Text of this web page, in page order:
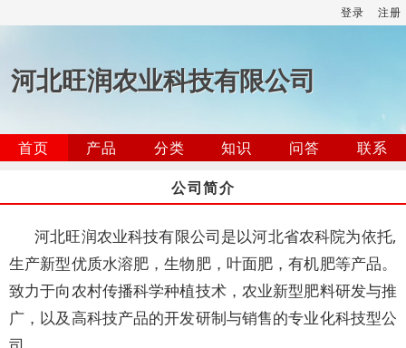
登录 注册
河北旺润农业科技有限公司
首页 产品 分类 知识 问答
联系
公司简介
河北旺润农业科技有限公司是以河北省农科院为依托,
生产新型优质水溶肥，生物肥，叶面肥，有机肥等产品。
致力于向农村传播科学种植技术，农业新型肥料研发与推
广，以及高科技产品的开发研制与销售的专业化科技型公